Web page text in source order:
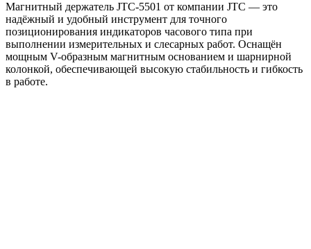
Магнитный держатель JTC-5501 от компании JTC — это
надёжный и удобный инструмент для точного
позиционирования индикаторов часового типа при
выполнении измерительных и слесарных работ. Оснащён
мощным V-образным магнитным основанием и шарнирной
колонкой, обеспечивающей высокую стабильность и гибкость
в работе.